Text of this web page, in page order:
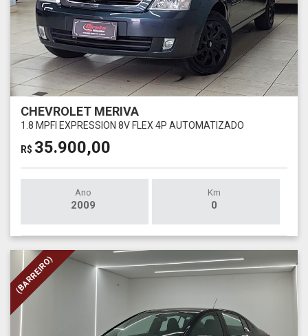
CHEVROLET MERIVA
1.8 MPFI EXPRESSION 8V FLEX 4P AUTOMATIZADO
R$ 35.900,00
Ano
2009
Km
0
(BARREIRO)